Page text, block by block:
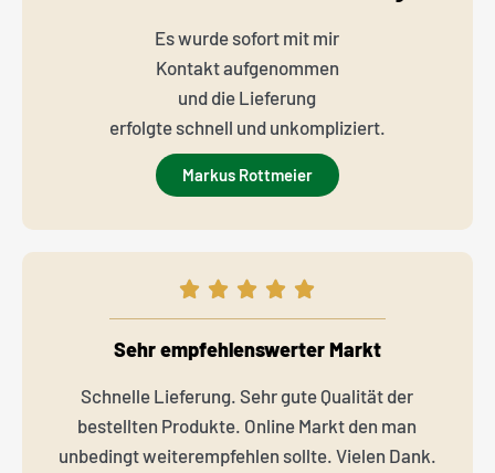
Es wurde sofort mit mir
Kontakt aufgenommen
und die Lieferung
erfolgte schnell und unkompliziert.
Markus Rottmeier
Sehr empfehlenswerter Markt
Schnelle Lieferung. Sehr gute Qualität der
bestellten Produkte. Online Markt den man
unbedingt weiterempfehlen sollte. Vielen Dank.